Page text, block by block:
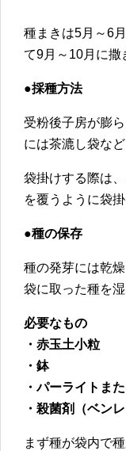
種まきは5月～6
て9月～10月に撒
●採種方法
受粉後子房が膨
には茶漉し袋な
袋掛けする際は
を覆うように袋掛
●種の保存
種の発芽には乾
袋に取った種を
必要なもの
・赤玉土小粒
・鉢
・パーライトま
・殺菌剤（ベン
まず種が袋内で